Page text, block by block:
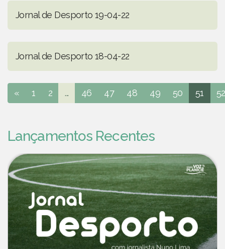
Jornal de Desporto 19-04-22
Jornal de Desporto 18-04-22
« 1 2 ... 46 47 48 49 50 51 52
Lançamentos Recentes